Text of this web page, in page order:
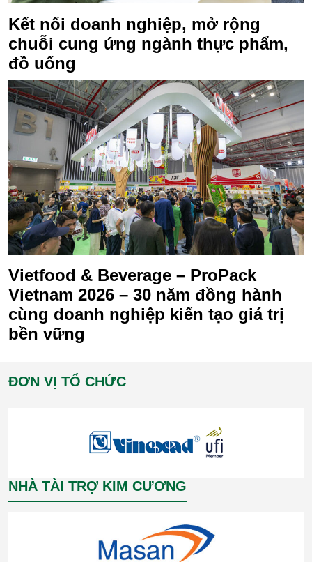
Kết nối doanh nghiệp, mở rộng
chuỗi cung ứng ngành thực phẩm,
đồ uống
Vietfood & Beverage – ProPack
Vietnam 2026 – 30 năm đồng hành
cùng doanh nghiệp kiến tạo giá trị
bền vững
ĐƠN VỊ TỔ CHỨC
NHÀ TÀI TRỢ KIM CƯƠNG